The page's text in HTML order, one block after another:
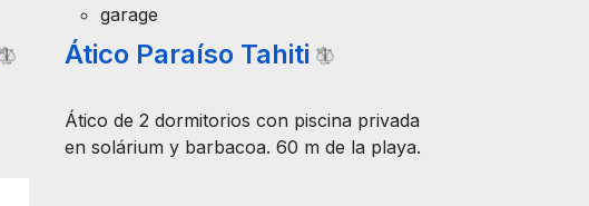
garage
Ático Paraíso Tahiti
Ático de 2 dormitorios con piscina privada
en solárium y barbacoa. 60 m de la playa.